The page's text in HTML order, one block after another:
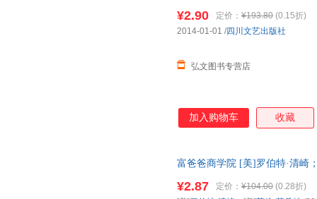
¥2.90 定价： ¥193.80 (0.15折)
弘文图书专营店
2014-01-01 /四川文艺出版社
加入购物车 收藏
富爸爸商学院 [美]罗伯特·清崎
¥2.87 定价： ¥104.00 (0.28折)